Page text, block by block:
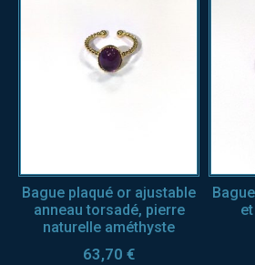
Bague plaqué or ajustable
anneau torsadé, pierre
naturelle améthyste
63,70 €